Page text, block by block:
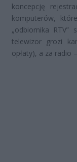
koncepcję
komputerów,
„odbiornika
telewizor grozi
opłaty), a za radio